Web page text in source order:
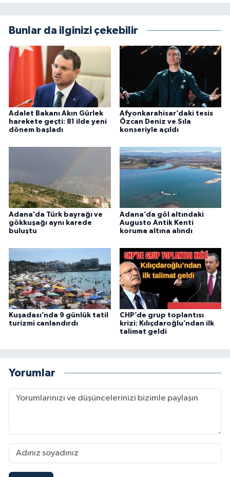
Bunlar da ilginizi çekebilir
Adalet Bakanı Akın Gürlek
harekete geçti: 81 ilde yeni
dönem başladı
Afyonkarahisar’daki tesis
Özcan Deniz ve Sıla
konseriyle açıldı
Adana’da Türk bayrağı ve
gökkuşağı aynı karede
buluştu
Adana’da göl altındaki
Augusto Antik Kenti
koruma altına alındı
Kuşadası’nda 9 günlük tatil
turizmi canlandırdı
CHP’de grup toplantısı
krizi: Kılıçdaroğlu’ndan ilk
talimat geldi
Yorumlar